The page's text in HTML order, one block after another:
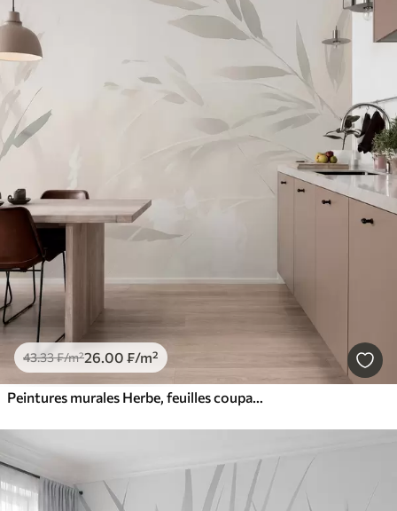
43.33₣/m²26.00 ₣/m²
Peintures murales Herbe, feuilles coupantes